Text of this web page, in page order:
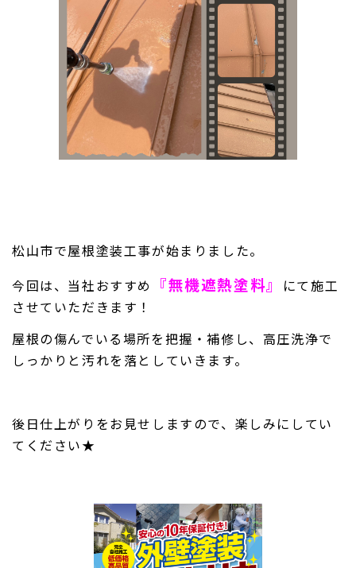
松山市で屋根塗装工事が始まりました。
今回は、当社おすすめ
『無機遮熱塗料』
にて施工
させていただきます！
屋根の傷んでいる場所を把握・補修し、高圧洗浄で
しっかりと汚れを落としていきます。
後日仕上がりをお見せしますので、楽しみにしてい
てください★